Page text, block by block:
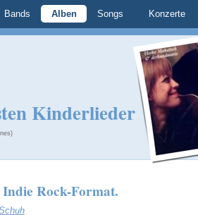
Bands Alben Songs Konzerte
Kinderlieder
Rock-Format.